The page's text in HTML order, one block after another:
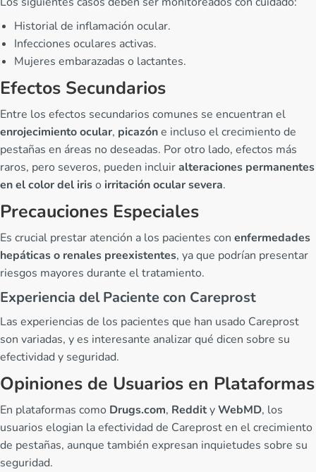
Historial de inflamación ocular.
Infecciones oculares activas.
Mujeres embarazadas o lactantes.
Efectos Secundarios
Entre los efectos secundarios comunes se encuentran el
enrojecimiento ocular, picazóne incluso el crecimiento de
pestañas en áreas no deseadas. Por otro lado, efectos más
raros, pero severos, pueden incluiralteraciones permanentes
en el color del iriso irritación ocular severa.
Precauciones Especiales
Es crucial prestar atención a los pacientes con enfermedades
hepáticas o renales preexistentes, ya que podrían presentar
riesgos mayores durante el tratamiento.
Experiencia del Paciente con Careprost
Las experiencias de los pacientes que han usado Careprost
son variadas, y es interesante analizar qué dicen sobre su
efectividad y seguridad.
Opiniones de Usuarios en Plataformas
En plataformas como Drugs.com, ReddityWebMD, los
usuarios elogian la efectividad de Careprost en el crecimiento
de pestañas, aunque también expresan inquietudes sobre su
seguridad.